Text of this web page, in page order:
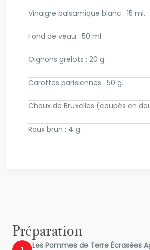
Vinaigre balsamique blanc : 15 ml.
Fond de veau : 50 ml.
Oignons grelots : 20 g.
Carottes parisiennes : 50 g.
Choux de Bruxelles (coupés en
Roux brun : 4 g.
Préparation
Les Pommes de Terre Écrasées